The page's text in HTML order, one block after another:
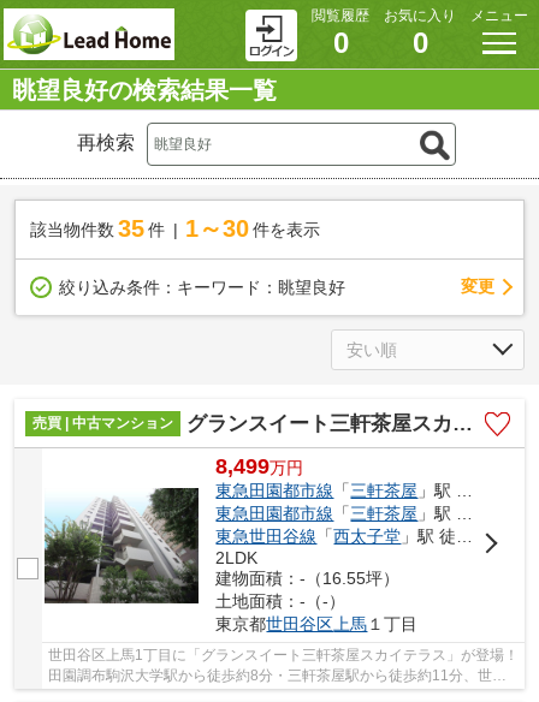
閲覧履歴
0
お気に入り
0
メニュー
眺望良好の検索結果一覧
再検索
該当物件数 35件 1～30 件を表示
絞り込み条件： キーワード：眺望良好 変更
売買 | 中古マンション グランスイート三軒茶屋スカイテラス
8,499万円
東急田園都市線 「三軒茶屋 」駅 徒歩10分
東急田園都市線 「三軒茶屋 」駅 徒歩11分
東急世田谷線 「西太子堂 」駅 徒歩13分
2LDK
建物面積：-（16.55坪）
土地面積：-（-）
東京都世田谷区上馬１丁目
世田谷区上馬1丁目に「グランスイート三軒茶屋スカイテラス」が登場！
田園調布駒沢大学駅から徒歩約8分・三軒茶屋駅から徒歩約11分、世田